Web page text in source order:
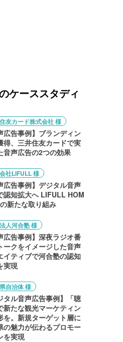
ケーススタディ
友カード株式会社 様
広告事例】ブランディン
得、三井住友カードで実
音声広告の2つの効果
社LIFULL 様
広告事例】デジタル音声
認知拡大へ LIFULL HOM
新たな取り組み
人河合塾 様
広告事例】深夜ラジオ番
ークをイメージした音声
イティブで河合塾の認知
実現
自治体 様
タル音声広告事例】「聴
新たな観光マーケティン
を。新規ターゲット層に
の魅力が伝わるプロモー
を実現